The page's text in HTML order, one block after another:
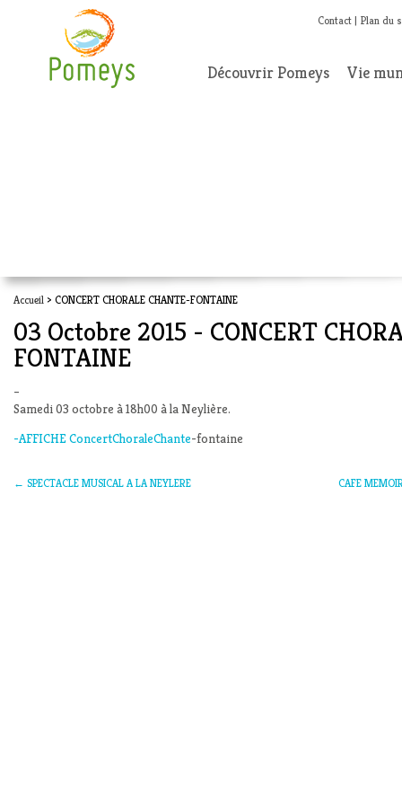
Contact Plan du
Découvrir Pomeys Vie
Accueil > CONCERT CHORALE CHANTE-FONTAINE
03 Octobre 2015 - CONCERT
FONTAINE
–
Samedi 03 octobre à 18h00 à la Neylière.
-AFFICHE ConcertChoraleChante-fontaine
← SPECTACLE MUSICAL A LA NEYLERE CAFE